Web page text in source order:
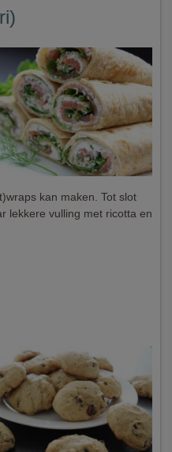
kan maken. Tot slot
lekkere vulling met ricotta en